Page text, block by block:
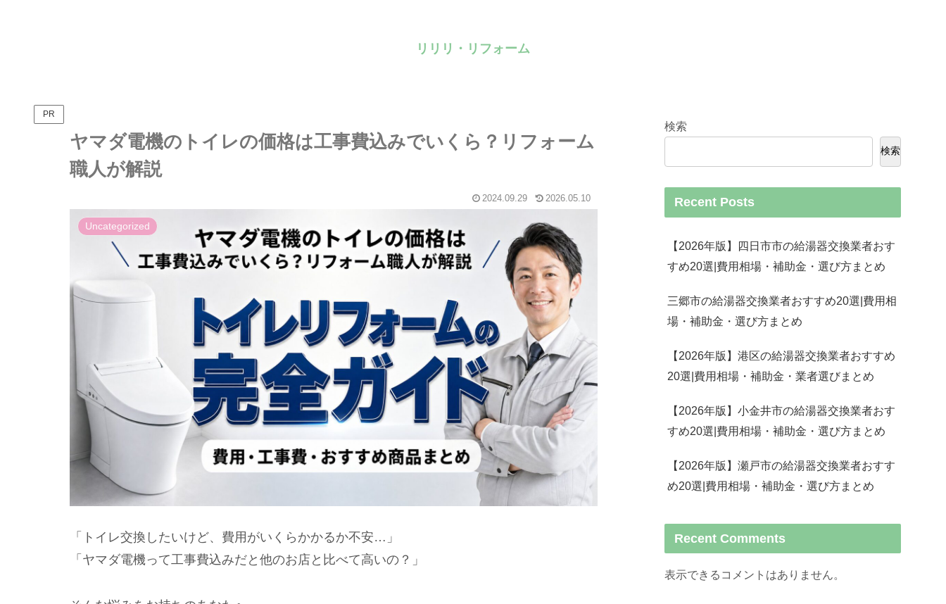
リリリ・リフォーム
PR
ヤマダ電機のトイレの価格は工事費込みでいくら？リフォーム
職人が解説
2024.09.29 2026.05.10
Uncategorized
「トイレ交換したいけど、費用がいくらかかるか不安…」
「ヤマダ電機って工事費込みだと他のお店と比べて高いの？」
検索
検索
Recent Posts
【2026年版】四日市市の給湯器交換業者おす
すめ20選|費用相場・補助金・選び方まとめ
三郷市の給湯器交換業者おすすめ20選|費用相
場・補助金・選び方まとめ
【2026年版】港区の給湯器交換業者おすすめ
20選|費用相場・補助金・業者選びまとめ
【2026年版】小金井市の給湯器交換業者おす
すめ20選|費用相場・補助金・選び方まとめ
【2026年版】瀬戸市の給湯器交換業者おすす
め20選|費用相場・補助金・選び方まとめ
Recent Comments
表示できるコメントはありません。